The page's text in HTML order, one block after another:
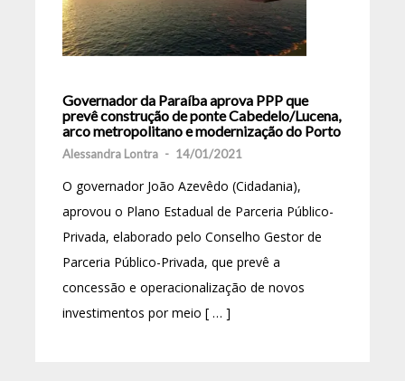
Governador da Paraíba aprova PPP que
prevê construção de ponte Cabedelo/Lucena,
arco metropolitano e modernização do Porto
Alessandra Lontra - 14/01/2021
O governador João Azevêdo (Cidadania),
aprovou o Plano Estadual de Parceria Público-
Privada, elaborado pelo Conselho Gestor de
Parceria Público-Privada, que prevê a
concessão e operacionalização de novos
investimentos por meio [ … ]